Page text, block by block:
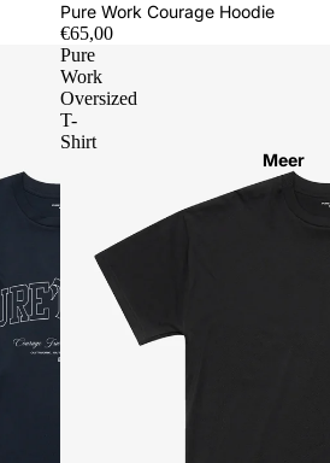
Meer
Pure Work Courage Hoodie
€65,00
Pure
Work
Oversized
T-
Shirt